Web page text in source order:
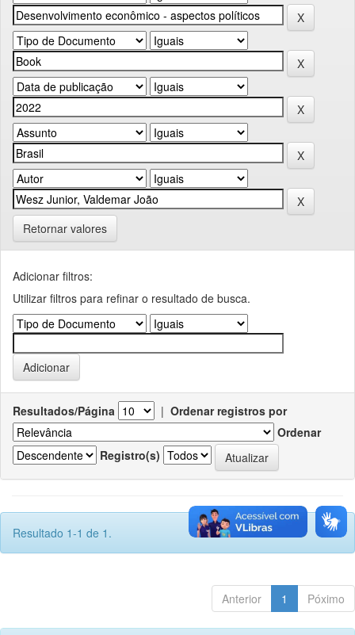
Retornar valores
Adicionar filtros:
Utilizar filtros para refinar o resultado de busca.
Resultados/Página | Ordenar registros por
Ordenar
Registro(s)
Resultado 1-1 de 1.
Anterior 1 Póximo